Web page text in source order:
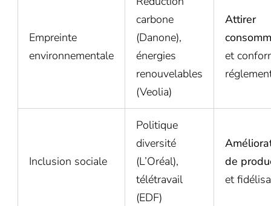
Empreinte
environnementale
carbone
(Danone),
énergies
renouvelables
(Veolia)
Attirer
et
Inclusion sociale
Politique
diversité
(L’Oréal),
télétravail
(EDF)
de
et